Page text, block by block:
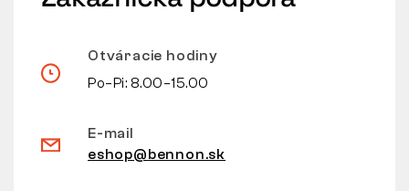
Otváracie hodiny
Po–Pi: 8.00–15.00
E-mail
eshop@bennon.sk